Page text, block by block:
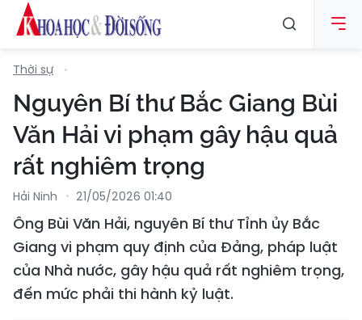
Thời sự
Nguyên Bí thư Bắc Giang Bùi
Văn Hải vi phạm gây hậu quả
rất nghiêm trọng
Hải Ninh 21/05/2026 01:40
Ông Bùi Văn Hải, nguyên Bí thư Tỉnh ủy Bắc
Giang vi phạm quy định của Đảng, pháp luật
của Nhà nước, gây hậu quả rất nghiêm trọng,
đến mức phải thi hành kỷ luật.